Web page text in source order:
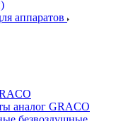
аппаратов
аналог GRACO